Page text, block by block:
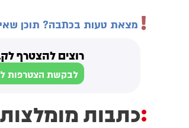
מצאת טעות בכתבה? תוכן
רוצים להצטרף
לבקשת הצטרפות
כתבות